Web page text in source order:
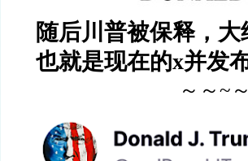
随后川普被保释，大
也就是现在的x并发
～～~